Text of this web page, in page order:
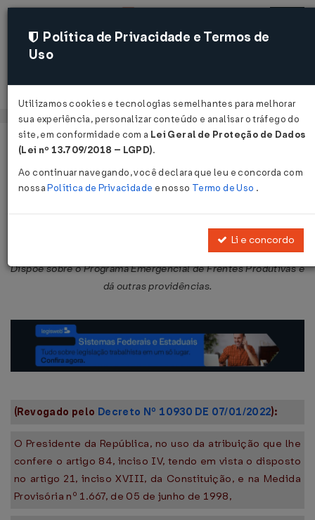
Acessar
Página Inicial Legislações
Decreto Nº 2618 DE 05/06/1998
Publicado no DOU em 8 jun 1998
Dispõe sobre o Programa Emergencial de Frentes Produtivas e
dá outras providências.
(Revogado pelo Decreto Nº 10930 DE 07/01/2022):
O Presidente da República, no uso da atribuição que lhe
confere o artigo 84, inciso IV, tendo em vista o disposto
no artigo 21, inciso XVIII, da Constituição, e na Medida
Provisória nº 1.667, de 05 de junho de 1998,
Política de Privacidade e Termos de
Uso
Utilizamos cookies e tecnologias semelhantes para melhorar
sua experiência, personalizar conteúdo e analisar o tráfego do
site, em conformidade com a Lei Geral de Proteção de Dados
(Lei nº 13.709/2018 – LGPD).
Ao continuar navegando, você declara que leu e concorda com
nossaPolítica de Privacidade e nosso Termo de Uso .
Li e concordo